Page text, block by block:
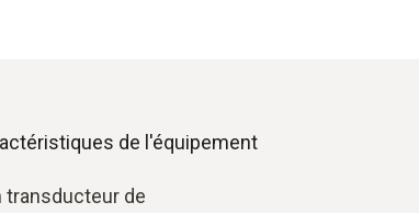
de l'équipement
transducteur de